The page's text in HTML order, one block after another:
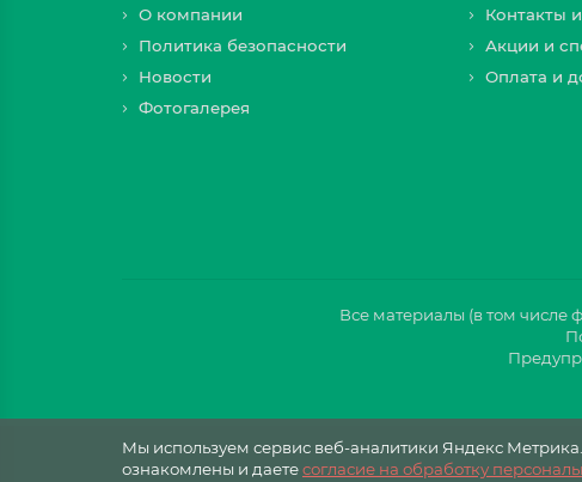
Мы используем сервис веб-аналитики Яндекс
ознакомлены и даетеcогласие на обработку
О компании
Политика безопасности
Новости
Фотогалерея
Контакты
Акции и
Оплата и
Все материалы (в том числе